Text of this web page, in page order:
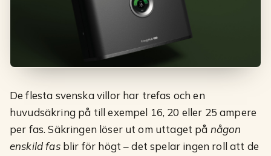
De flesta svenska villor har trefas och en
huvudsäkring på till exempel 16, 20 eller 25 ampere
per fas. Säkringen löser ut om uttaget på någon
enskild fasblir för högt – det spelar ingen roll att de